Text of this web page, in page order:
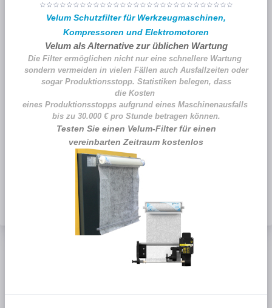
Spezialwerkzeuge Shop Katalog
Shop Katalog
Polierstifte gummigeb. Shop Katalog
Schleifvliesräder Shop Katalog
Polierbürsten Shop Katalog
Filzpolierkörper Shop Katalog
Polierwerkzeuge Shop Katalog
Exclusivwerkzeuge Shop Katalog
NAKANISHI Polishing Tools Katalog
☆☆☆☆☆☆☆☆☆☆☆☆☆☆☆☆☆☆☆☆☆☆☆☆☆☆☆☆☆
Velum Schutzfilter für Werkzeugmaschinen,
Kompressoren und Elektromotoren
Velum als Alternative zur üblichen Wartung
Die Filter ermöglichen nicht nur eine schnellere Wartung
sondern vermeiden in vielen Fällen auch Ausfallzeiten oder
sogar Produktionsstopp. Statistiken belegen, dass
die Kosten
eines Produktionsstopps aufgrund eines Maschinenausfalls
bis zu 30.000 € pro Stunde betragen können.
Testen Sie einen Velum-Filter für einen
vereinbarten Zeitraum kostenlos